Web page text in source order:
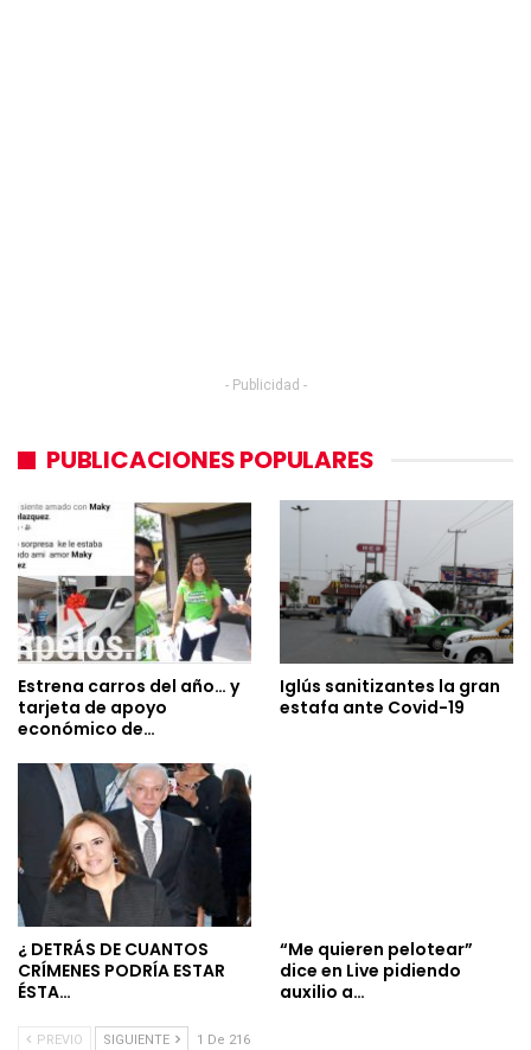
- Publicidad -
PUBLICACIONES POPULARES
Estrena carros del año… y
tarjeta de apoyo
económico de…
Iglús sanitizantes la gran
estafa ante Covid-19
¿ DETRÁS DE CUANTOS
CRÍMENES PODRÍA ESTAR
ÉSTA…
“Me quieren pelotear”
dice en Live pidiendo
auxilio a…
PREVIO SIGUIENTE 1 De 216